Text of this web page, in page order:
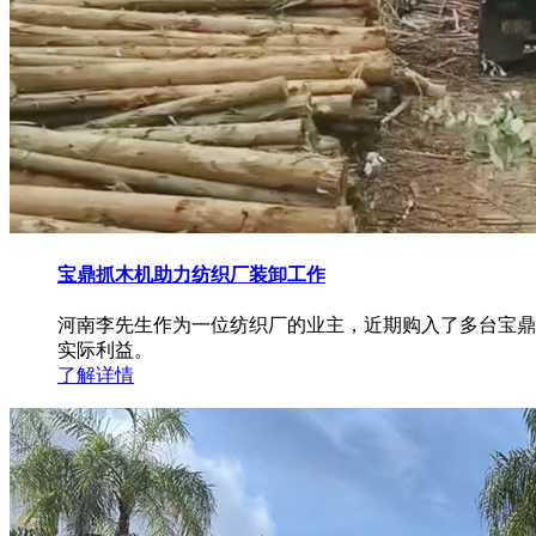
宝鼎抓木机助力纺织厂装卸工作
河南李先生作为一位纺织厂的业主，近期购入了多台宝
实际利益。
了解详情